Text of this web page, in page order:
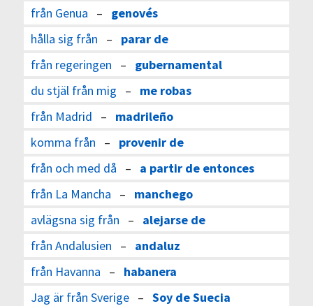
från Genua – genovés
hålla sig från – parar de
från regeringen – gubernamental
du stjäl från mig – me robas
från Madrid – madrileño
komma från – provenir de
från och med då – a partir de entonces
från La Mancha – manchego
avlägsna sig från – alejarse de
från Andalusien – andaluz
från Havanna – habanera
Jag är från Sverige– Soy de Suecia